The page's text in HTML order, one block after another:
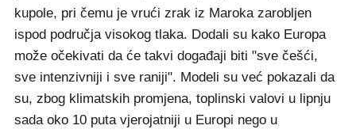
kupole, pri čemu je vrući zrak iz Maroka zarobljen
ispod područja visokog tlaka. Dodali su kako Europa
može očekivati da će takvi događaji biti "sve češći,
sve intenzivniji i sve raniji". Modeli su već pokazali da
su, zbog klimatskih promjena, toplinski valovi u lipnju
sada oko 10 puta vjerojatniji u Europi nego u